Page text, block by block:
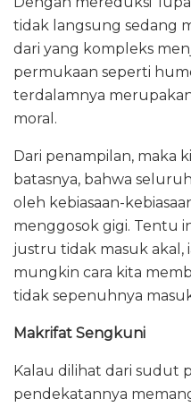
tidak langsung sedang
dari yang kompleks
permukaan seperti
terdalamnya
moral.
Dari penampilan, maka
batasnya, bahwa
oleh kebiasaan-
menggosok gigi. Tentu
justru tidak masuk akal,
mungkin cara kita
tidak sepenuhnya
Makrifat Sengkuni
Kalau dilihat dari sudut
pendekatannya